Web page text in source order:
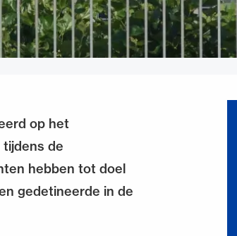
op het
tijdens de
hebben tot doel
gedetineerde in de